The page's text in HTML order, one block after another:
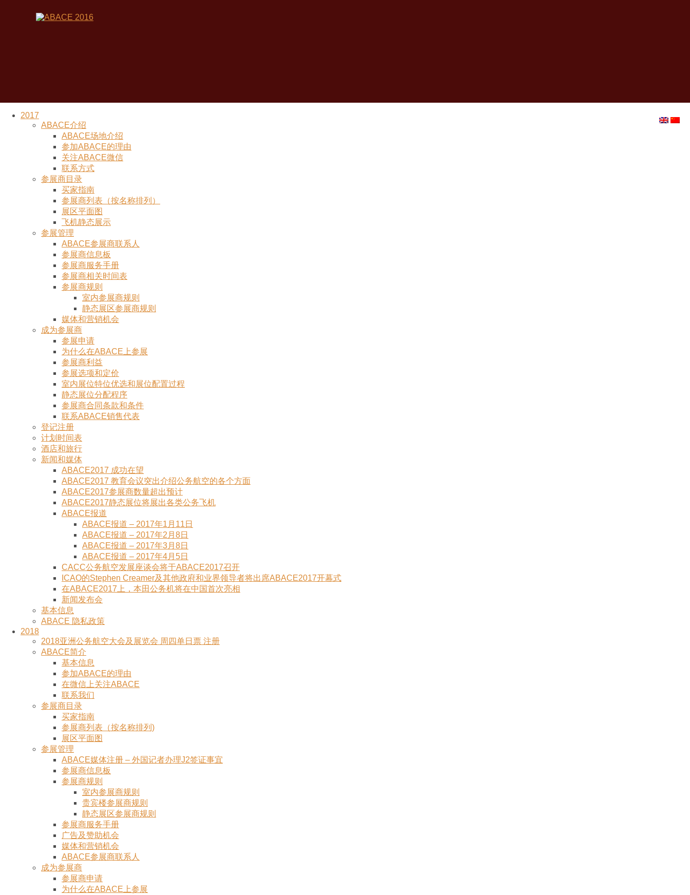
2017
ABACE介绍
ABACE场地介绍
参加ABACE的理由
关注ABACE微信
联系方式
参展商目录
买家指南
参展商列表（按名称排列）
展区平面图
飞机静态展示
参展管理
ABACE参展商联系人
参展商信息板
参展商服务手册
参展商相关时间表
参展商规则
室内参展商规则
静态展区参展商规则
媒体和营销机会
成为参展商
参展申请
为什么在ABACE上参展
参展商利益
参展选项和定价
室内展位特位优选和展位配置过程
静态展位分配程序
参展商合同条款和条件
联系ABACE销售代表
登记注册
计划时间表
酒店和旅行
新闻和媒体
ABACE2017 成功在望
ABACE2017 教育会议突出介绍公务航空的各个方面
ABACE2017参展商数量超出预计
ABACE2017静态展位将展出各类公务飞机
ABACE报道
ABACE报道 – 2017年1月11日
ABACE报道 – 2017年2月8日
ABACE报道 – 2017年3月8日
ABACE报道 – 2017年4月5日
CACC公务航空发展座谈会将于ABACE2017召开
ICAO的Stephen Creamer及其他政府和业界领导者将出席ABACE2017开幕式
在ABACE2017上，本田公务机将在中国首次亮相
新闻发布会
基本信息
ABACE 隐私政策
2018
2018亚洲公务航空大会及展览会 周四单日票 注册
ABACE简介
基本信息
参加ABACE的理由
在微信上关注ABACE
联系我们
参展商目录
买家指南
参展商列表（按名称排列)
展区平面图
参展管理
ABACE媒体注册 – 外国记者办理J2签证事宜
参展商信息板
参展商规则
室内参展商规则
贵宾楼参展商规则
静态展区参展商规则
参展商服务手册
广告及赞助机会
媒体和营销机会
ABACE参展商联系人
成为参展商
参展商申请
为什么在ABACE上参展